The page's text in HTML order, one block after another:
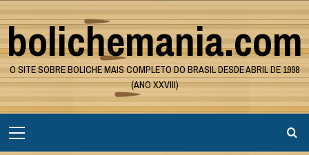
Skip
to
content
bolichemania.com
O SITE SOBRE BOLICHE MAIS COMPLETO DO BRASIL DESDE ABRIL DE 1998
(ANO XXVIII)
Menu